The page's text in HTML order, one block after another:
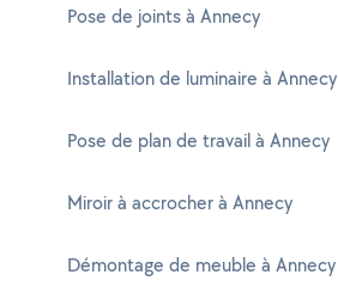
Pose de joints à Annecy
Installation de luminaire à Annecy
Pose de plan de travail à Annecy
Miroir à accrocher à Annecy
Démontage de meuble à Annecy